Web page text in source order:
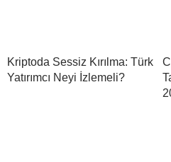
Kriptoda Sessiz Kırılma: Türk
Yatırımcı Neyi İzlemeli?